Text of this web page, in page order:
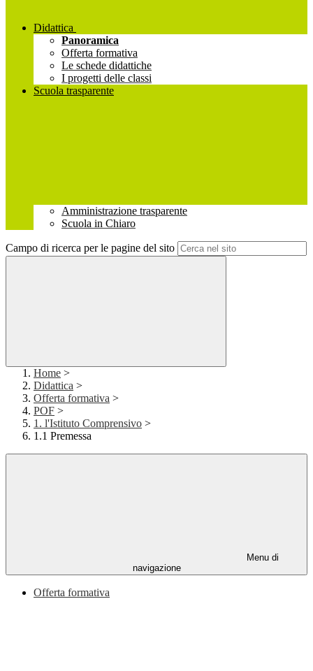
Didattica
Panoramica
Offerta formativa
Le schede didattiche
I progetti delle classi
Scuola trasparente
Amministrazione trasparente
Scuola in Chiaro
Campo di ricerca per le pagine del sito
Home >
Didattica >
Offerta formativa >
POF >
1. l'Istituto Comprensivo >
1.1 Premessa
Menu di
navigazione
Offerta formativa